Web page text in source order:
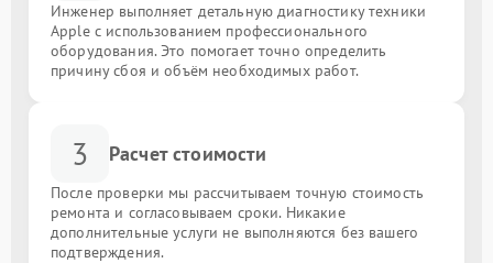
Инженер выполняет детальную диагностику техники
Apple с использованием профессионального
оборудования. Это помогает точно определить
причину сбоя и объём необходимых работ.
3 Расчет стоимости
После проверки мы рассчитываем точную стоимость
ремонта и согласовываем сроки. Никакие
дополнительные услуги не выполняются без вашего
подтверждения.